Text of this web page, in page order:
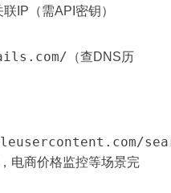
IP（需API密钥）
（查DNS历
电商价格监控等场景完